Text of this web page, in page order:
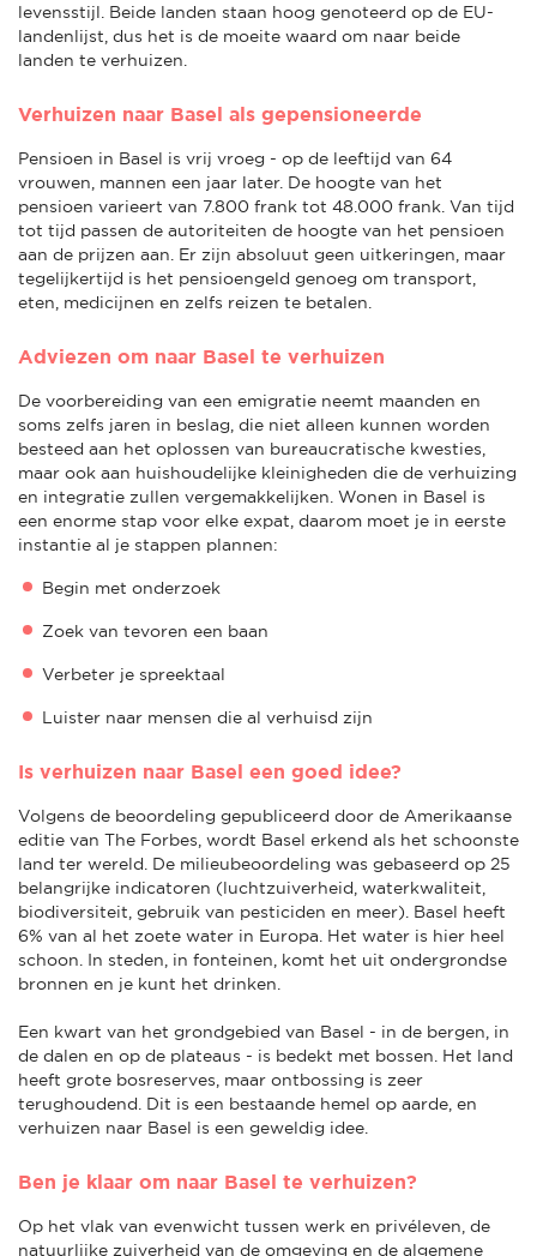
levensstijl. Beide landen staan hoog genoteerd op de EU-
landenlijst, dus het is de moeite waard om naar beide
landen te verhuizen.
Verhuizen naar Basel als gepensioneerde
Pensioen in Basel is vrij vroeg - op de leeftijd van 64
vrouwen, mannen een jaar later. De hoogte van het
pensioen varieert van 7.800 frank tot 48.000 frank. Van tijd
tot tijd passen de autoriteiten de hoogte van het pensioen
aan de prijzen aan. Er zijn absoluut geen uitkeringen, maar
tegelijkertijd is het pensioengeld genoeg om transport,
eten, medicijnen en zelfs reizen te betalen.
Adviezen om naar Basel te verhuizen
De voorbereiding van een emigratie neemt maanden en
soms zelfs jaren in beslag, die niet alleen kunnen worden
besteed aan het oplossen van bureaucratische kwesties,
maar ook aan huishoudelijke kleinigheden die de verhuizing
en integratie zullen vergemakkelijken. Wonen in Basel is
een enorme stap voor elke expat, daarom moet je in eerste
instantie al je stappen plannen:
Begin met onderzoek
Zoek van tevoren een baan
Verbeter je spreektaal
Luister naar mensen die al verhuisd zijn
Is verhuizen naar Basel een goed idee?
Volgens de beoordeling gepubliceerd door de Amerikaanse
editie van The Forbes, wordt Basel erkend als het schoonste
land ter wereld. De milieubeoordeling was gebaseerd op 25
belangrijke indicatoren (luchtzuiverheid, waterkwaliteit,
biodiversiteit, gebruik van pesticiden en meer). Basel heeft
6% van al het zoete water in Europa. Het water is hier heel
schoon. In steden, in fonteinen, komt het uit ondergrondse
bronnen en je kunt het drinken.
Een kwart van het grondgebied van Basel - in de bergen, in
de dalen en op de plateaus - is bedekt met bossen. Het land
heeft grote bosreserves, maar ontbossing is zeer
terughoudend. Dit is een bestaande hemel op aarde, en
verhuizen naar Basel is een geweldig idee.
Ben je klaar om naar Basel te verhuizen?
Op het vlak van evenwicht tussen werk en privéleven, de
natuurlijke zuiverheid van de omgeving en de algemene